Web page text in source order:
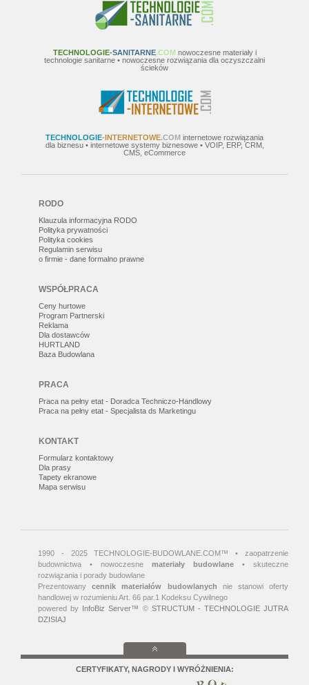
TECHNOLOGIE-SANITARNE.COMnowoczesne materiały i
technologie sanitarne • nowoczesne rozwiązania dla oczyszczalni
ścieków
TECHNOLOGIE-INTERNETOWE.COM internetowe rozwiązania
dla biznesu • internetowe systemy biznesowe • VOIP, ERP, CRM,
CMS, eCommerce
RODO
Klauzula informacyjna RODO
Polityka prywatności
Polityka cookies
Regulamin serwisu
o firmie - dane formalno prawne
WSPÓŁPRACA
Ceny hurtowe
Program Partnerski
Reklama
Dla dostawców
HURTLAND
Baza Budowlana
PRACA
Praca na pełny etat - Doradca Techniczo-Handlowy
Praca na pełny etat - Specjalista ds Marketingu
KONTAKT
Formularz kontaktowy
Dla prasy
Tapety ekranowe
Mapa serwisu
1990 - 2025 TECHNOLOGIE-BUDOWLANE.COM™ • zaopatrzenie
budownictwa • nowoczesne materiały budowlane • skuteczne
rozwiązania i porady budowlane
Prezentowanycennik materiałów budowlanych nie stanowi oferty
handlowej w rozumieniu Art. 66 par.1 Kodeksu Cywilnego
powered by InfoBiz Server™ © STRUCTUM - TECHNOLOGIE JUTRA
DZISIAJ
CERTYFIKATY, NAGRODY I WYRÓŻNIENIA: